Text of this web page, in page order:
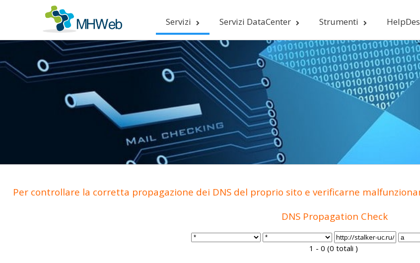
Servizi Servizi DataCenter Strumenti
Per controllare la corretta propagazione dei DNS del proprio sito e verificarne
DNS Propagation Check
1 - 0 (0 totali )